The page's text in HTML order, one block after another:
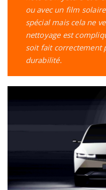
ou avec un film
spécial mais cela ne
nettoyage est
soit fait correctement
durabilité.